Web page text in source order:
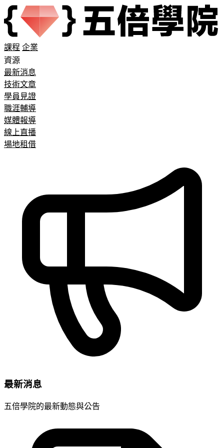
課程 企業
資源
最新消息
技術文章
學員見證
職涯輔導
媒體報導
線上直播
場地租借
最新消息
五倍學院的最新動態與公告